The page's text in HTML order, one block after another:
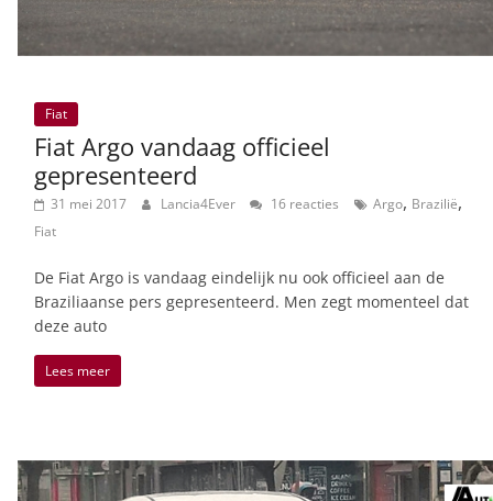
Fiat
Fiat Argo vandaag officieel
gepresenteerd
31 mei 2017 Lancia4Ever 16 reacties Argo, Brazilië,
Fiat
De Fiat Argo is vandaag eindelijk nu ook officieel aan de
Braziliaanse pers gepresenteerd. Men zegt momenteel dat
deze auto
Lees meer